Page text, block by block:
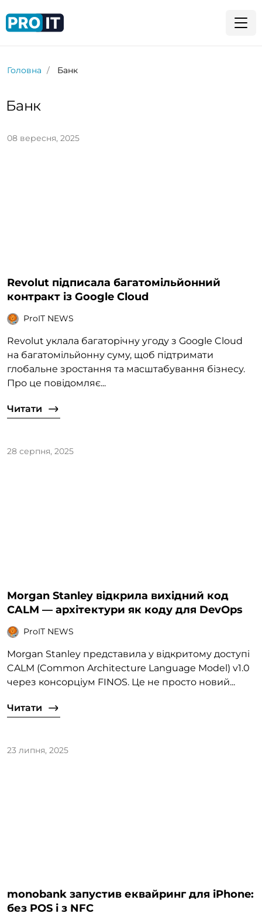
Головна Банк
Банк
08 вересня, 2025
Revolut підписала багатомільйонний
контракт із Google Cloud
ProIT NEWS
Revolut уклала багаторічну угоду з Google Cloud
на багатомільйонну суму, щоб підтримати
глобальне зростання та масштабування бізнесу.
Про це повідомляє...
Читати
28 серпня, 2025
Morgan Stanley відкрила вихідний код
CALM — архітектури як коду для DevOps
ProIT NEWS
Morgan Stanley представила у відкритому доступі
CALM (Common Architecture Language Model) v1.0
через консорціум FINOS. Це не просто новий...
Читати
23 липня, 2025
monobank запустив еквайринг для iPhone:
без POS і з NFC